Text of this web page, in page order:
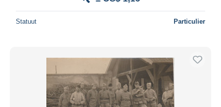
Statuut Particulier